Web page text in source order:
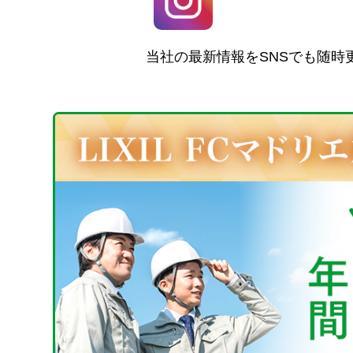
当社の最新情報をSNSでも随時